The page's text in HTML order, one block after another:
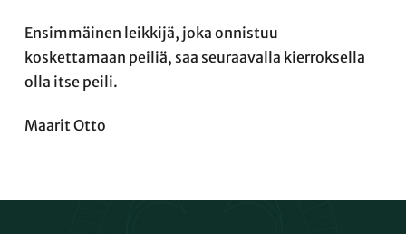
Ensimmäinen leikkijä, joka onnistuu
koskettamaan peiliä, saa seuraavalla kierroksella
olla itse peili.
Maarit Otto